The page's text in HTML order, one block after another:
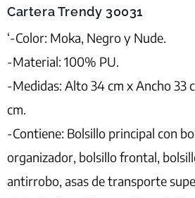
Cartera Trendy 30031
‘-Color: Moka, Negro y Nude.
-Material: 100% PU.
-Medidas: Alto 34 cm x Ancho 33
cm.
-Contiene: Bolsillo principal con
organizador, bolsillo frontal,
antirrobo, asas de transporte